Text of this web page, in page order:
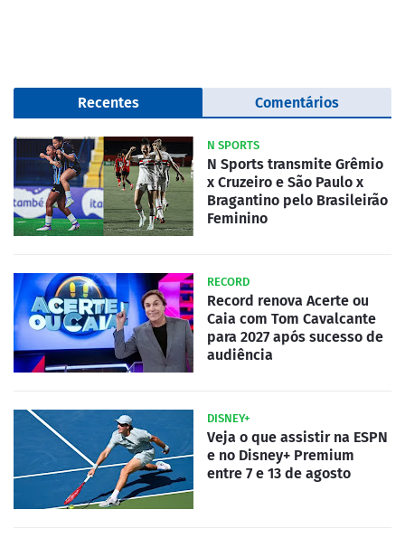
Recentes Comentários
N SPORTS
N Sports transmite Grêmio
x Cruzeiro e São Paulo x
Bragantino pelo Brasileirão
Feminino
RECORD
Record renova Acerte ou
Caia com Tom Cavalcante
para 2027 após sucesso de
audiência
DISNEY+
Veja o que assistir na ESPN
e no Disney+ Premium
entre 7 e 13 de agosto